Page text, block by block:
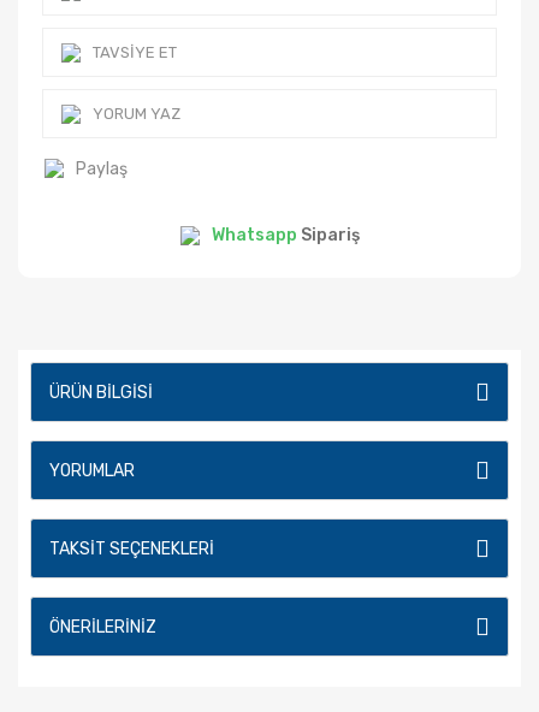
TAVSIYE ET
YORUM YAZ
Paylaş
Whatsapp Sipariş
ÜRÜN BILGISI
YORUMLAR
TAKSIT SEÇENEKLERI
ÖNERILERINIZ